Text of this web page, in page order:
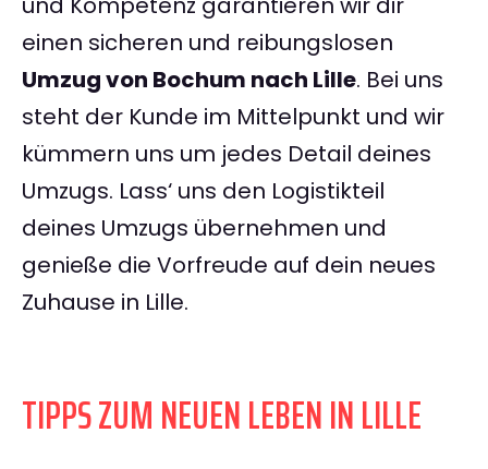
einen sicheren und reibungslosen
Umzug von Bochum nach Lille. Bei uns
steht der Kunde im Mittelpunkt und wir
kümmern uns um jedes Detail deines
Umzugs. Lass‘ uns den Logistikteil
deines Umzugs übernehmen und
genieße die Vorfreude auf dein neues
Zuhause in Lille.
TIPPS ZUM NEUEN LEBEN IN LILLE